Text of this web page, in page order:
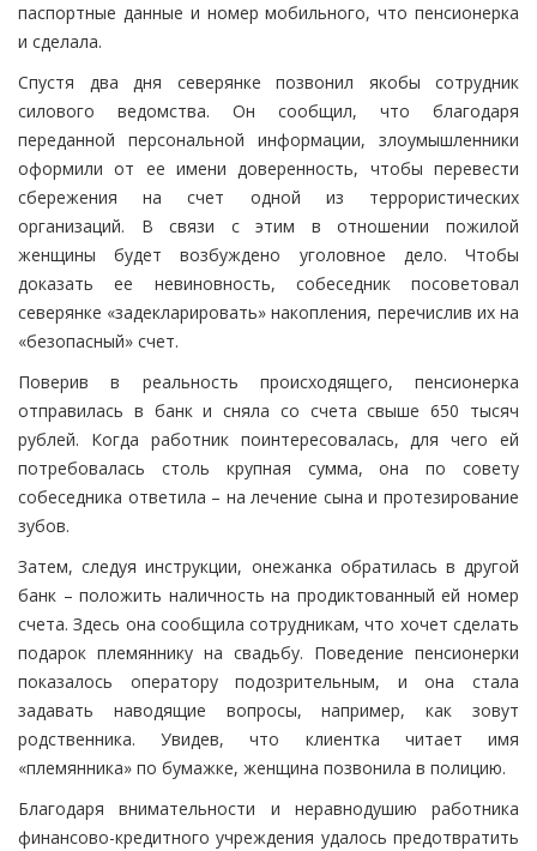
паспортные данные и номер мобильного, что пенсионерка
и сделала.
Спустя два дня северянке позвонил якобы сотрудник
силового ведомства. Он сообщил, что благодаря
переданной персональной информации, злоумышленники
оформили от ее имени доверенность, чтобы перевести
сбережения на счет одной из террористических
организаций. В связи с этим в отношении пожилой
женщины будет возбуждено уголовное дело. Чтобы
доказать ее невиновность, собеседник посоветовал
северянке «задекларировать» накопления, перечислив их на
«безопасный» счет.
Поверив в реальность происходящего, пенсионерка
отправилась в банк и сняла со счета свыше 650 тысяч
рублей. Когда работник поинтересовалась, для чего ей
потребовалась столь крупная сумма, она по совету
собеседника ответила – на лечение сына и протезирование
зубов.
Затем, следуя инструкции, онежанка обратилась в другой
банк – положить наличность на продиктованный ей номер
счета. Здесь она сообщила сотрудникам, что хочет сделать
подарок племяннику на свадьбу. Поведение пенсионерки
показалось оператору подозрительным, и она стала
задавать наводящие вопросы, например, как зовут
родственника. Увидев, что клиентка читает имя
«племянника» по бумажке, женщина позвонила в полицию.
Благодаря внимательности и неравнодушию работника
финансово-кредитного учреждения удалось предотвратить